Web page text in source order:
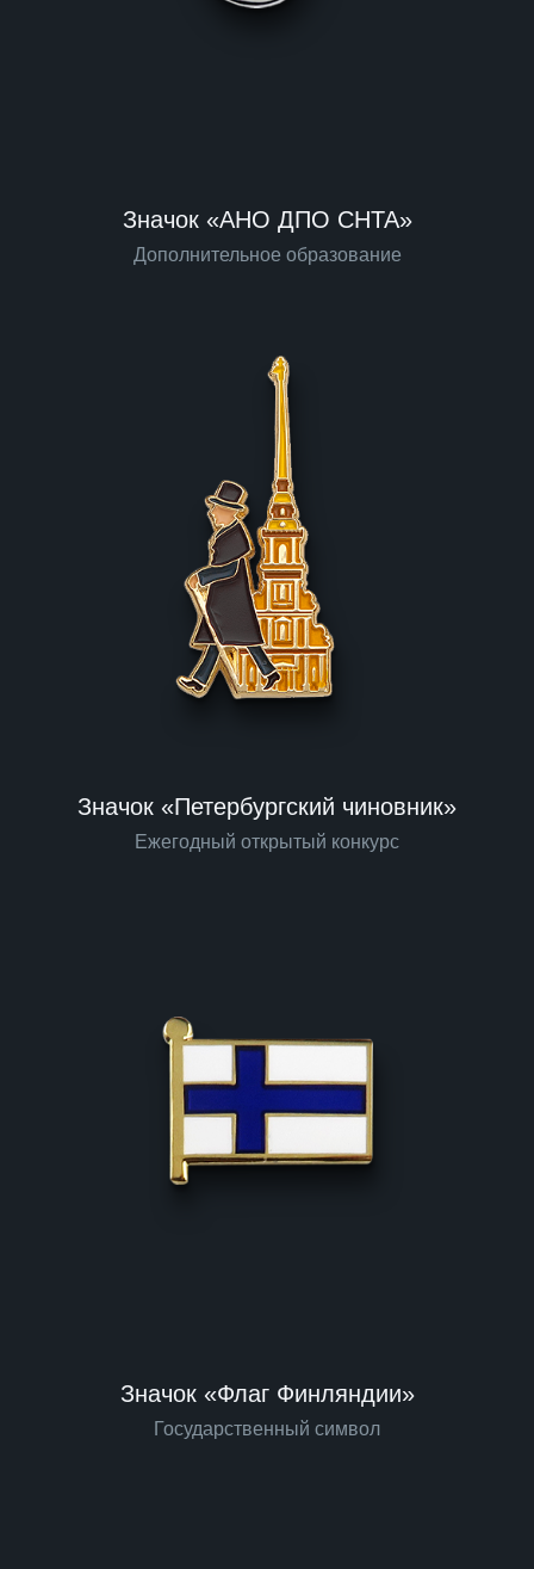
Значок «АНО ДПО СНТА»
Дополнительное образование
Значок «Петербургский чиновник»
Ежегодный открытый конкурс
Значок «Флаг Финляндии»
Государственный символ